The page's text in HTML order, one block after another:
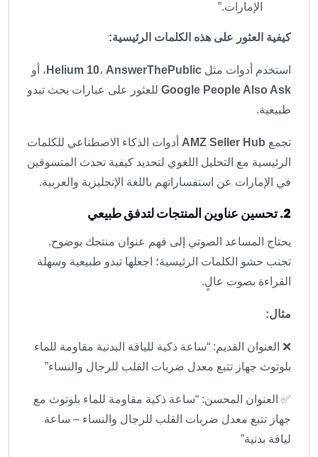
الإمارات.”
كيفية العثور على هذه الكلمات الرئيسية:
استخدم أدوات مثل Helium 10، AnswerThePublic
، أو
Google People Also Ask للعثور على عبارات بحث تبدو
طبيعية.
تجمع AMZ Seller Hub أدوات الذكاء الاصطناعي للكلمات
الرئيسية مع التحليل اللغوي لتحديد كيفية تحدث المتسوقين
في الإمارات عن استفساراتهم باللغة الإنجليزية والعربية.
2. تحسين عناوين المنتجات لتدفق طبيعي
يحتاج المساعد الصوتي إلى فهم عنوان منتجك بوضوح.
تجنب حشو الكلمات الرئيسية؛ اجعلها تبدو طبيعية وسهلة
القراءة بصوت عالٍ.
مثال:
❌ العنوان القديم: “ساعة ذكية للياقة البدنية مقاومة للماء
بلوتوث جهاز تتبع معدل ضربات القلب للرجال والنساء”
✅ العنوان المحسن: “ساعة ذكية مقاومة للماء بلوتوث مع
جهاز تتبع معدل ضربات القلب للرجال والنساء – ساعة
لياقة بدنية”